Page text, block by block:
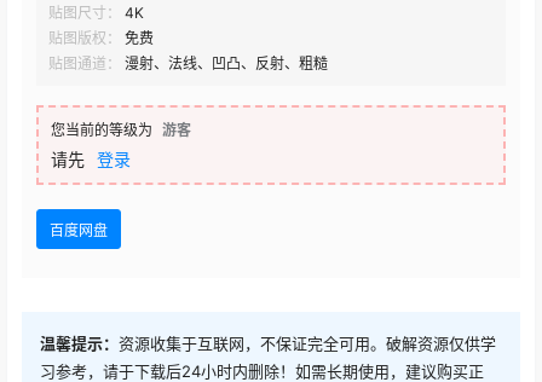
贴图尺寸：
4K
贴图版权：
免费
贴图通道：
漫射、法线、凹凸、反射、粗糙
您当前的等级为 游客
请先 登录
百度网盘
温馨提示： 资源收集于互联网，不保证完全可用。破解资源仅供学
习参考，请于下载后24小时内删除！如需长期使用，建议购买正